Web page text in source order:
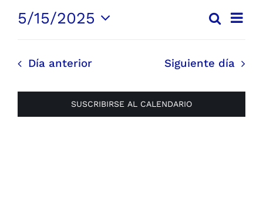
15,
y
Buscar
Día
5/15/2025
fecha.
Día anterior Siguiente día
SUSCRIBIRSE AL CALENDARIO